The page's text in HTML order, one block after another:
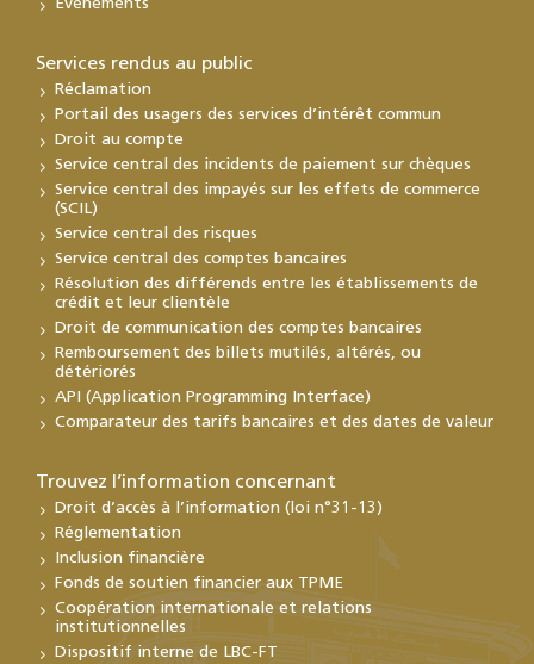
Événements
Services rendus au public
Réclamation
Portail des usagers des services d’intérêt commun
Droit au compte
Service central des incidents de paiement sur chèques
Service central des impayés sur les effets de commerce
(SCIL)
Service central des risques
Service central des comptes bancaires
Résolution des différends entre les établissements de
crédit et leur clientèle
Droit de communication des comptes bancaires
Remboursement des billets mutilés, altérés, ou
détériorés
API (Application Programming Interface)
Comparateur des tarifs bancaires et des dates de valeur
Trouvez l’information concernant
Droit d’accès à l’information (loi n°31-13)
Réglementation
Inclusion financière
Fonds de soutien financier aux TPME
Coopération internationale et relations
institutionnelles
Dispositif interne de LBC-FT